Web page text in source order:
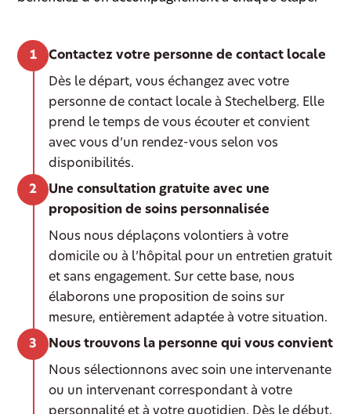
Contactez votre personne de contact locale
Dès le départ, vous échangez avec votre
personne de contact locale à Stechelberg. Elle
prend le temps de vous écouter et convient
avec vous d’un rendez-vous selon vos
disponibilités.
Une consultation gratuite avec une
proposition de soins personnalisée
Nous nous déplaçons volontiers à votre
domicile ou à l’hôpital pour un entretien gratuit
et sans engagement. Sur cette base, nous
élaborons une proposition de soins sur
mesure, entièrement adaptée à votre situation.
Nous trouvons la personne qui vous convient
Nous sélectionnons avec soin une intervenante
ou un intervenant correspondant à votre